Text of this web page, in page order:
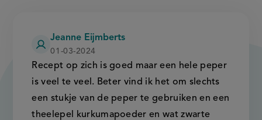
Recept op zich is goed maar een hele peper
is veel te veel. Beter vind ik het om slechts
een stukje van de peper te gebruiken en een
theelepel kurkumapoeder en wat zwarte
Jeanne Eijmberts
01-03-2024